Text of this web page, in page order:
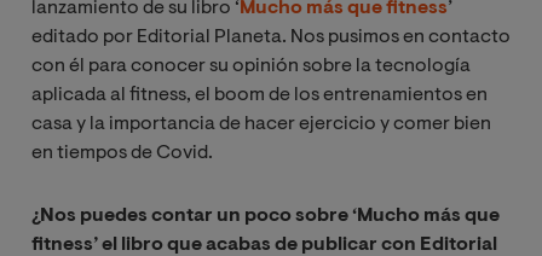
lanzamiento de su libro ‘ Mucho más que fitness’
editado por Editorial Planeta. Nos pusimos en contacto
con él para conocer su opinión sobre la tecnología
aplicada al fitness, el boom de los entrenamientos en
casa y la importancia de hacer ejercicio y comer bien
en tiempos de Covid.
¿Nos puedes contar un poco sobre ‘Mucho más que
fitness’ el libro que acabas de publicar con Editorial